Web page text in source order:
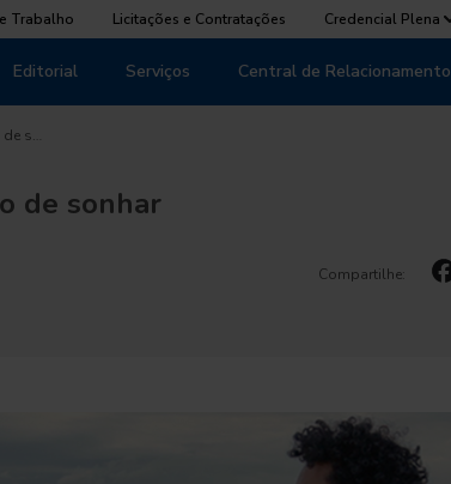
Trabalho Licitações e Contratações Credencial Plena
Editorial Serviços Central de Relacionamento
s…
de sonhar
Compartilhe: